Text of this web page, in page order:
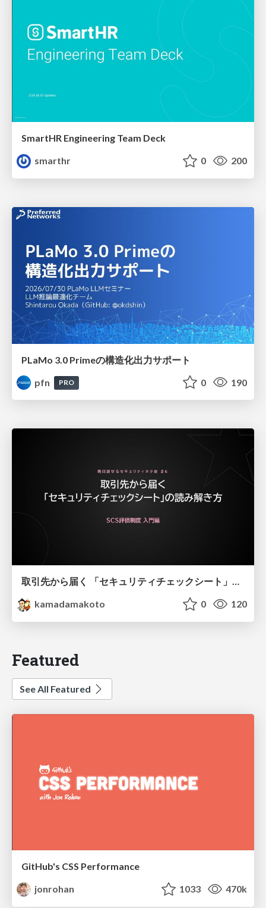
SmartHR Engineering Team Deck
smarthr
0 200
PLaMo 3.0 Primeの構造化出力サポート
pfn
PRO 0 190
取引先から届く 「セキュリティチェックシート」の読み解き方
kamadamakoto
0 120
Featured
See All Featured
GitHub's CSS Performance
jonrohan
1033 470k